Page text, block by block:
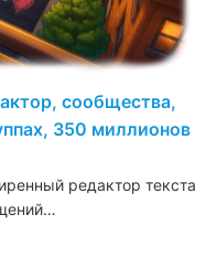
сообщества,
350 миллионов
редактор текста